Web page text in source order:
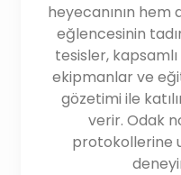
heyecanının
eğlencesinin
tesisler,
ekipmanlar ve
gözetimi ile
verir. Odak
protokollerine